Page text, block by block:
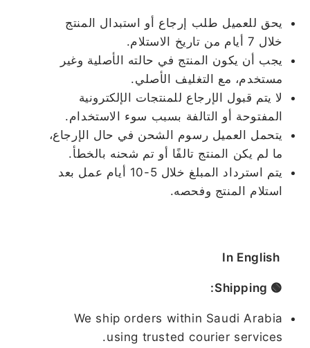
يحق للعميل طلب إرجاع أو استبدال المنتج
خلال 7 أيام من تاريخ الاستلام.
يجب أن يكون المنتج في حالته الأصلية وغير
مستخدم، مع التغليف الأصلي.
لا يتم قبول الإرجاع للمنتجات الإلكترونية
المفتوحة أو التالفة بسبب سوء الاستخدام.
يتحمل العميل رسوم الشحن في حال الإرجاع،
ما لم يكن المنتج تالفًا أو تم شحنه بالخطأ.
يتم استرداد المبلغ خلال 5-10 أيام عمل بعد
استلام المنتج وفحصه.
🟢 Shipping:
We ship orders within Saudi Arabia
using trusted courier services.